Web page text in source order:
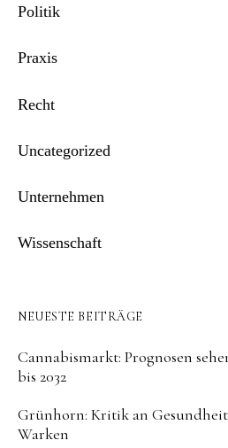
Politik
Praxis
Recht
Uncategorized
Unternehmen
Wissenschaft
NEUESTE BEITRÄGE
Cannabismarkt: Prognosen
bis 2032
Grünhorn: Kritik an
Warken